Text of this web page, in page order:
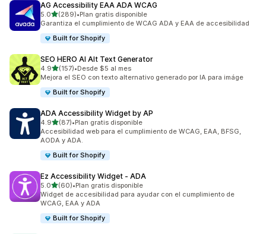
AG Accessibility EAA ADA WCAG
5.0de 5 estrellas
(289)
289 reseñas en total
•Plan gratis disponible
Garantiza el cumplimiento de WCAG ADA y EAA de accesibilidad
Built for Shopify
SEO HERO AI Alt Text Generator
4.9de 5 estrellas
(157)
157 reseñas en total
•Desde $5 al mes
Mejora el SEO con texto alternativo generado por IA para imáge
Built for Shopify
ADA Accessibility Widget by AP
4.9de 5 estrellas
(87)
87 reseñas en total
•Plan gratis disponible
Accesibilidad web para el cumplimiento de WCAG, EAA, BFSG,
AODA y ADA.
Built for Shopify
Ez Accessibility Widget ‑ ADA
5.0de 5 estrellas
(60)
60 reseñas en total
•Plan gratis disponible
Widget de accesibilidad para ayudar con el cumplimiento de
WCAG, EAA y ADA
Built for Shopify